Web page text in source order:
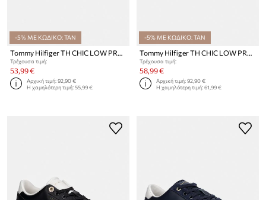
-5% ΜΕ ΚΩΔΙΚΟ: TAN
Τρέχουσα τιμή:
53,99 €
Αρχική τιμή:92,90 €
Η χαμηλότερη τιμή:55,99 €
-5% ΜΕ ΚΩΔΙΚΟ: TAN
Τρέχουσα τιμή:
58,99 €
Αρχική τιμή:92,90 €
Η χαμηλότερη τιμή:61,99 €